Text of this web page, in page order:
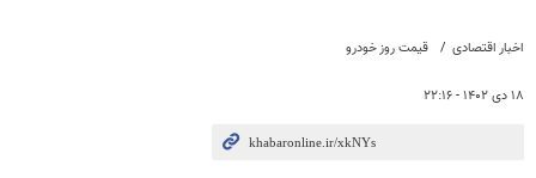
اخبار اقتصادی قیمت روز خودرو
۱۸ دی ۱۴۰۲ - ۲۲:۱۶